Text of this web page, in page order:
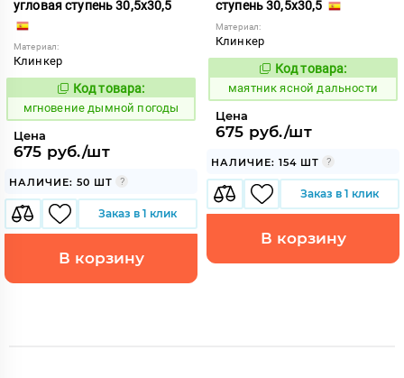
угловая ступень 30,5x30,5
Материал:
Клинкер
940821
Код товара:
мгновение дымной погоды
Цена
675 руб./шт
НАЛИЧИЕ: 50 ШТ
Заказ в 1 клик
В корзину
ступень 30,5x30,5
Материал:
Клинкер
937496
Код товара:
маятник ясной дальности
Цена
675 руб./шт
НАЛИЧИЕ: 154 ШТ
Заказ в 1 клик
В корзину